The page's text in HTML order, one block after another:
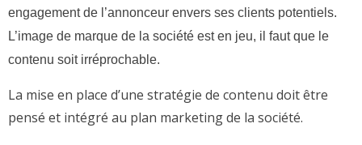
engagement de l’annonceur envers ses clients potentiels.
L’image de marque de la société est en jeu, il faut que le
contenu soit irréprochable.
La mise en place d’une stratégie de contenu doit être
pensé et intégré au plan marketing de la société.